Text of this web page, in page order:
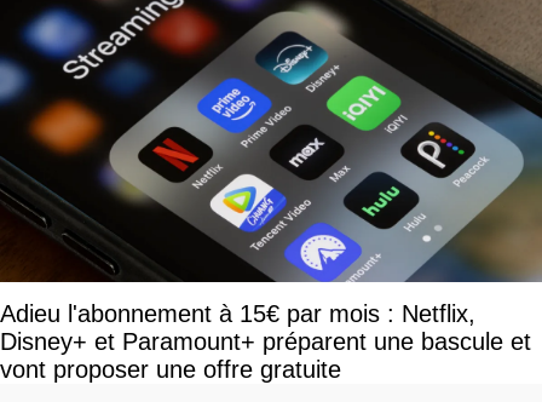
Adieu l'abonnement à 15€ par mois : Netflix,
Disney+ et Paramount+ préparent une bascule et
vont proposer une offre gratuite